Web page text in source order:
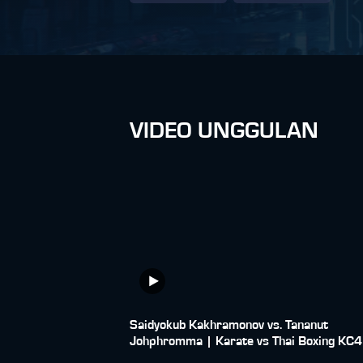
VIDEO UNGGULAN
Saidyokub Kakhramonov vs. Tananut
Johphromma | Karate vs Thai Boxing